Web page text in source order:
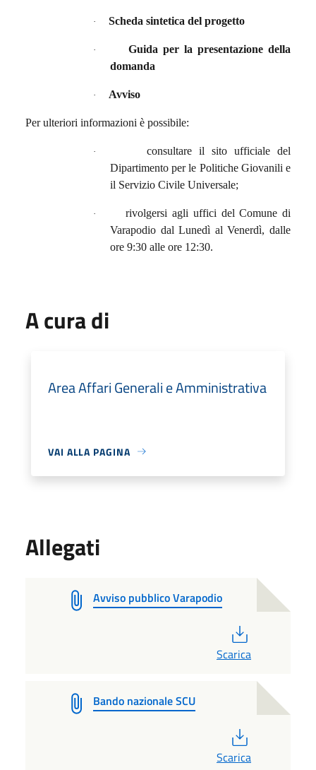
· Scheda sintetica del progetto
·
Guida per la presentazione della
domanda
· Avviso
Per ulteriori informazioni è possibile:
·
consultare il sito ufficiale del
Dipartimento per le Politiche Giovanili e
il Servizio Civile Universale;
·
rivolgersi agli uffici del Comune di
Varapodio dal Lunedì al Venerdì, dalle
ore 9:30 alle ore 12:30.
A cura di
Area Affari Generali e Amministrativa
VAI ALLA PAGINA
Allegati
Avviso pubblico Varapodio
Scarica
Bando nazionale SCU
Scarica